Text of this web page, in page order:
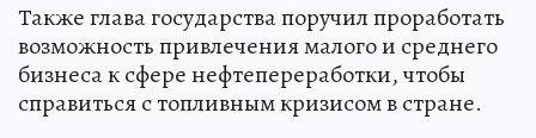
Также глава государства поручил проработать
возможность привлечения малого и среднего
бизнеса к сфере нефтепереработки, чтобы
справиться с топливным кризисом в стране.